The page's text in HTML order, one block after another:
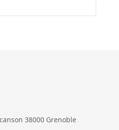
38000 Grenoble